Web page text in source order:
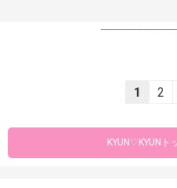
1 2
KYUN♡KYUNト